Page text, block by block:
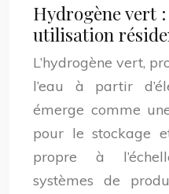
Hydrogène vert
utilisation
L’hydrogène vert,
l’eau à partir
émerge comme
pour le stockage
propre à
systèmes de